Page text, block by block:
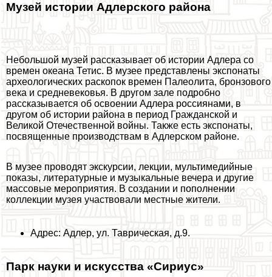
Музей истории Адлерского района
Небольшой музей рассказывает об истории Адлера со
времен океана Тетис. В музее представлены экспонаты
археологических раскопок времен Палеолита, бронзового
века и средневековья. В другом зале подробно
рассказывается об освоении Адлера россиянами, в
другом об истории района в период Гражданской и
Великой Отечественной войны. Также есть экспонаты,
посвященные производствам в Адлерском районе.
В музее проводят экскурсии, лекции, мультимедийные
показы, литературные и музыкальные вечера и другие
массовые мероприятия. В создании и пополнении
коллекции музея участвовали местные жители.
Адрес: Адлер, ул. Таврическая, д.9.
Парк науки и искусства «Сириус»